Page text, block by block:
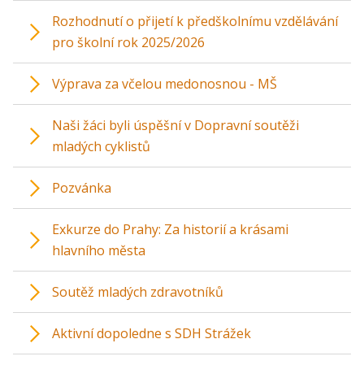
Rozhodnutí o přijetí k předškolnímu vzdělávání
pro školní rok 2025/2026
Výprava za včelou medonosnou - MŠ
Naši žáci byli úspěšní v Dopravní soutěži
mladých cyklistů
Pozvánka
Exkurze do Prahy: Za historií a krásami
hlavního města
Soutěž mladých zdravotníků
Aktivní dopoledne s SDH Strážek